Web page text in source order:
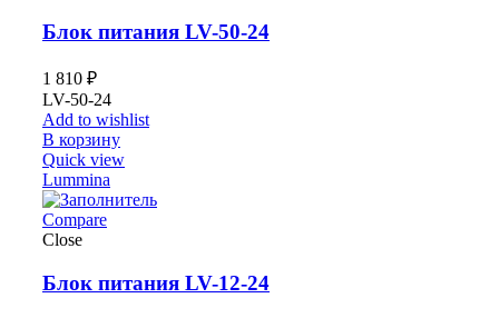
Блок питания LV-50-24
1 810 ₽
LV-50-24
Add to wishlist
В корзину
Quick view
Lummina
Compare
Close
Блок питания LV-12-24